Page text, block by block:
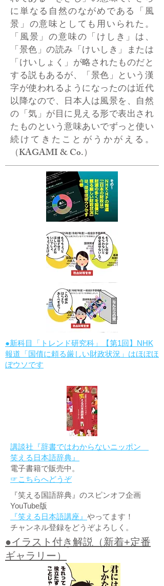
に単なる自然のながめである「風
景」の意味としても用いられた。
「風景」の意味の「けしき」は、
「景色」の読み「けいしき」または
「けいしょく」が略されたものだと
する説もあるが、「景色」という漢
字が使われるようになったのは近代
以降なので、日本人は風景を、自然
の「気」が目に見える形で表出され
たものという意味あいでずっと使い
続けてきたことがうかがえる。
（KAGAMI & Co.）
●新科目「トレンド研究科」【第1回】NHK
報道「国債に頼る厳しい財政状況」はほぼほ
ぼウソです
講談社『辞書ではわからないニッポン
笑える日本語辞典』
電子書籍で販売中。
☞こちらへどうぞ
『笑える国語辞典』のスピンオフ企画
YouTube版
『笑える日本語講座』 やってます！
チャンネル登録をどうぞよろしく。
●イラスト付き解説（新着+定番
ギャラリー）